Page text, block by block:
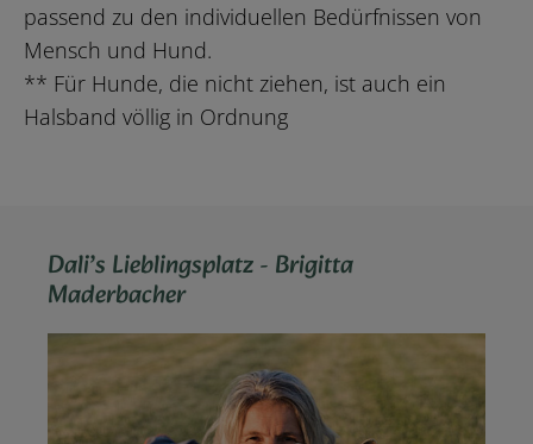
passend zu den individuellen Bedürfnissen von
Mensch und Hund.
** Für Hunde, die nicht ziehen, ist auch ein
Halsband völlig in Ordnung
Dali’s Lieblingsplatz - Brigitta
Maderbacher